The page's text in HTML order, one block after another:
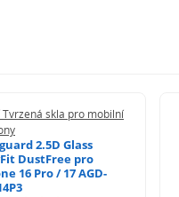
Tvrzená skla pro mobilní
2.5D Glass
DustFree pro
16 Pro / 17 AGD-